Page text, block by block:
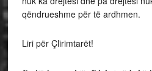
qëndrueshme për të ardhmen.
Liri për Çlirimtarët!